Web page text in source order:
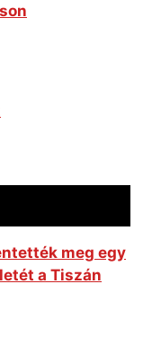
meg egy
a Tiszán